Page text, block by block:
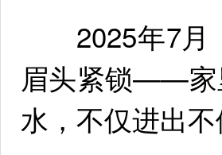
2025年7月
眉头紧锁——家
水，不仅进出